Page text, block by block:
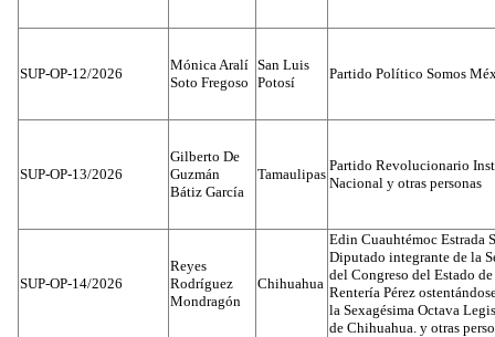
SUP-OP-12/2026
Mónica Aralí
Soto Fregoso
San Luis
Potosí
Partido Político Somos
SUP-OP-13/2026
Gilberto De
Guzmán
Bátiz García
Tamaulipas
Partido Revolucionario
Nacional y otras personas
SUP-OP-14/2026
Reyes
Rodríguez
Mondragón
Chihuahua
Edin Cuauhtémoc Estrada
Diputado integrante de la
del Congreso del Estado
Rentería Pérez
la Sexagésima Octava
de Chihuahua. y otras